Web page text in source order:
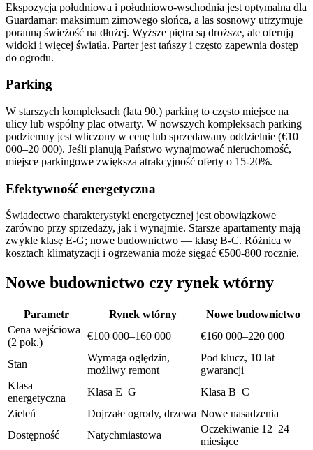
Ekspozycja południowa i południowo-wschodnia jest optymalna dla
Guardamar: maksimum zimowego słońca, a las sosnowy utrzymuje
poranną świeżość na dłużej. Wyższe piętra są droższe, ale oferują
widoki i więcej światła. Parter jest tańszy i często zapewnia dostęp
do ogrodu.
Parking
W starszych kompleksach (lata 90.) parking to często miejsce na
ulicy lub wspólny plac otwarty. W nowszych kompleksach parking
podziemny jest wliczony w cenę lub sprzedawany oddzielnie (€10
000–20 000). Jeśli planują Państwo wynajmować nieruchomość,
miejsce parkingowe zwiększa atrakcyjność oferty o 15-20%.
Efektywność energetyczna
Świadectwo charakterystyki energetycznej jest obowiązkowe
zarówno przy sprzedaży, jak i wynajmie. Starsze apartamenty mają
zwykle klasę E-G; nowe budownictwo — klasę B-C. Różnica w
kosztach klimatyzacji i ogrzewania może sięgać €500-800 rocznie.
Nowe budownictwo czy rynek wtórny
Parametr Rynek wtórny
Nowe budownictwo
Cena wejściowa
(2 pok.)
€100 000–160 000 €160 000–220 000
Stan
Wymaga oględzin,
możliwy remont
Pod klucz, 10 lat
gwarancji
Klasa
energetyczna
Klasa E–G
Klasa B–C
Zieleń
Dojrzałe ogrody, drzewa Nowe nasadzenia
Dostępność
Natychmiastowa
Oczekiwanie 12–24
miesiące